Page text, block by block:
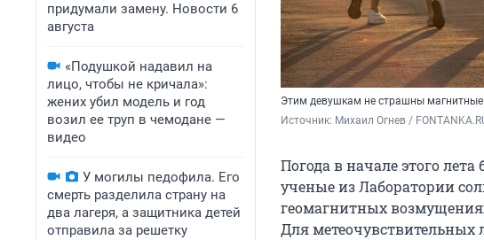
придумали замену. Новости 6
августа
«Подушкой надавил на
лицо, чтобы не кричала»:
жених убил модель и год
возил ее труп в чемодане —
видео
У могилы педофила. Его
смерть разделила страну на
два лагеря, а защитника детей
отправила за решетку
Этим девушкам не страшны
Источник: Михаил Огнев /
Погода в начале этого
ученые из Лаборатории
геомагнитных
Для метеочувствительных